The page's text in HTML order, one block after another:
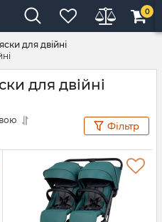
0
для двійні
для двійні
Фільтр